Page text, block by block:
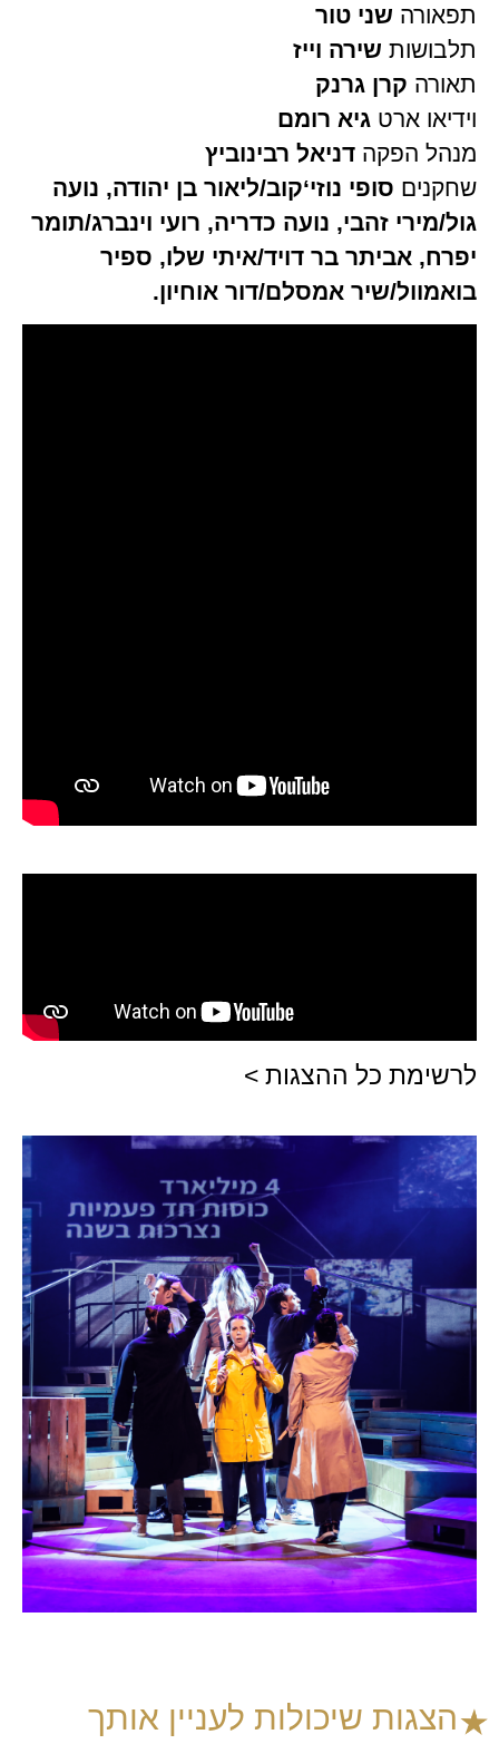
תפאורה שני טור
תלבושות שירה וייז
תאורה קרן גרנק
וידיאו ארט גיא רומם
מנהל הפקה דניאל רבינוביץ
שחקנים סופי נוזי‘קוב/ליאור בן יהודה, נועה
גול/מירי זהבי, נועה כדריה, רועי וינברג/תומר
יפרח, אביתר בר דויד/איתי שלו, ספיר
בואמוול/שיר אמסלם/דור אוחיון.
לרשימת כל ההצגות >
הצגות שיכולות לעניין אותך